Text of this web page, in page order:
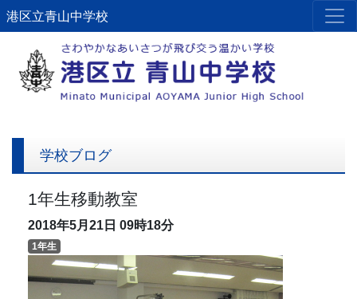
港区立青山中学校
学校ブログ
1年生移動教室
2018年5月21日 09時18分
1年生